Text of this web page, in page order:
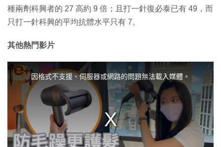
種兩劑科興者的 27 高約 9 倍；且打一針復必泰已有 49，而
只打一針科興的平均抗體水平只有 7。
其他熱門影片
h
d
o
因格式不支援、伺服器或網路的問題無法載入媒體。